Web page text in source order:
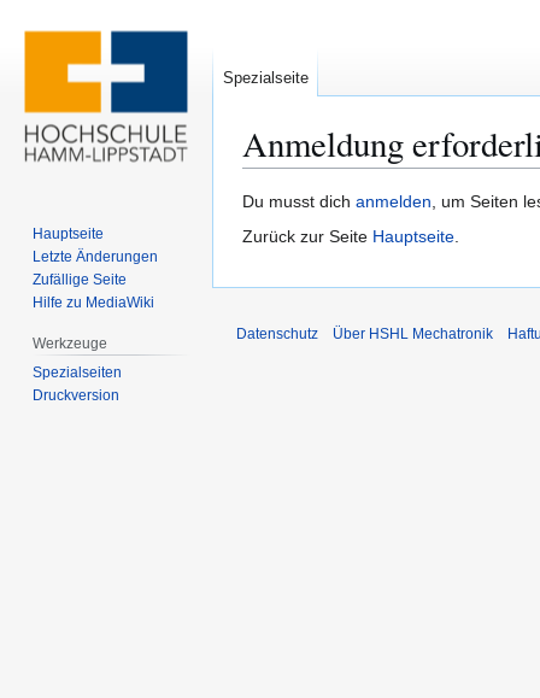
Anmeldung
Zur
Navigation
Zur
Suche
Du musst dich anmelden, um Seiten
Zurück zur Seite Hauptseite.
Spezialseite
Hauptseite
Letzte Änderungen
Zufällige Seite
Hilfe zu MediaWiki
Werkzeuge
Spezialseiten
Druckversion
Datenschutz Über HSHL Mechatronik